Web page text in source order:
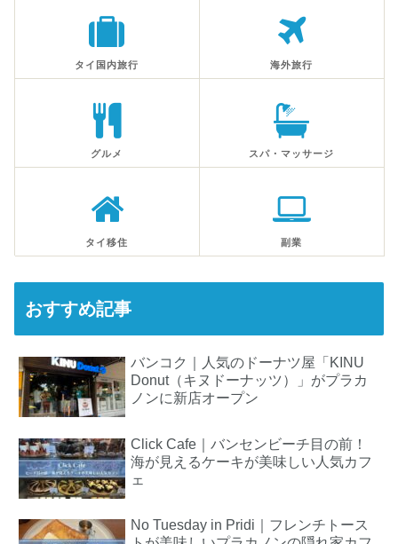
タイ国内旅行 海外旅行
グルメ スパ・マッサージ
タイ移住 副業
おすすめ記事
バンコク｜人気のドーナツ屋「KINU
Donut（キヌドーナッツ）」がプラカ
ノンに新店オープン
Click Cafe｜バンセンビーチ目の前！
海が見えるケーキが美味しい人気カフ
ェ
No Tuesday in Pridi｜フレンチトース